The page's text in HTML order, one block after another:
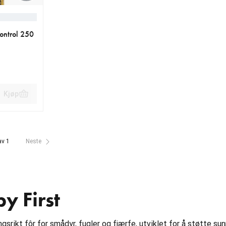
250
Kjøp
1 Neste
First
fôr for smådyr, fugler og fjærfe, utviklet for å støtte